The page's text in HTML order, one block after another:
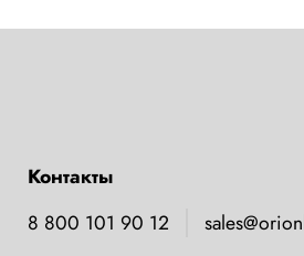
Контакты
8 800 101 90 12